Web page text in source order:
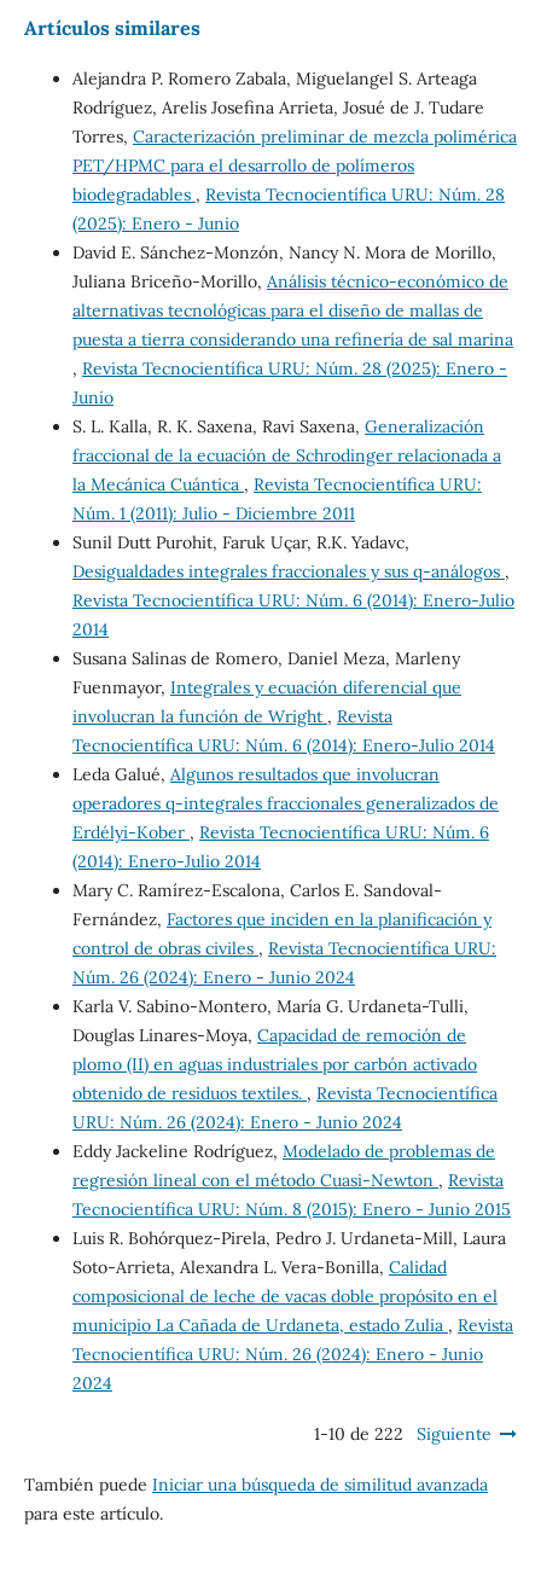
Artículos similares
Alejandra P. Romero Zabala, Miguelangel S. Arteaga
Rodríguez, Arelis Josefina Arrieta, Josué de J. Tudare
Torres, Caracterización preliminar de mezcla polimérica
PET/HPMC para el desarrollo de polímeros
biodegradables , Revista Tecnocientífica URU: Núm. 28
(2025): Enero - Junio
David E. Sánchez-Monzón, Nancy N. Mora de Morillo,
Juliana Briceño-Morillo, Análisis técnico-económico de
alternativas tecnológicas para el diseño de mallas de
puesta a tierra considerando una refinería de sal marina
, Revista Tecnocientífica URU: Núm. 28 (2025): Enero -
Junio
S. L. Kalla, R. K. Saxena, Ravi Saxena, Generalización
fraccional de la ecuación de Schrodinger relacionada a
la Mecánica Cuántica , Revista Tecnocientífica URU:
Núm. 1 (2011): Julio - Diciembre 2011
Sunil Dutt Purohit, Faruk Uçar, R.K. Yadavc,
Desigualdades integrales fraccionales y sus q-análogos ,
Revista Tecnocientífica URU: Núm. 6 (2014): Enero-Julio
2014
Susana Salinas de Romero, Daniel Meza, Marleny
Fuenmayor, Integrales y ecuación diferencial que
involucran la función de Wright , Revista
Tecnocientífica URU: Núm. 6 (2014): Enero-Julio 2014
Leda Galué, Algunos resultados que involucran
operadores q-integrales fraccionales generalizados de
Erdélyi-Kober , Revista Tecnocientífica URU: Núm. 6
(2014): Enero-Julio 2014
Mary C. Ramírez-Escalona, Carlos E. Sandoval-
Fernández, Factores que inciden en la planificación y
control de obras civiles , Revista Tecnocientífica URU:
Núm. 26 (2024): Enero - Junio 2024
Karla V. Sabino-Montero, María G. Urdaneta-Tulli,
Douglas Linares-Moya, Capacidad de remoción de
plomo (II) en aguas industriales por carbón activado
obtenido de residuos textiles. , Revista Tecnocientífica
URU: Núm. 26 (2024): Enero - Junio 2024
Eddy Jackeline Rodríguez, Modelado de problemas de
regresión lineal con el método Cuasi-Newton , Revista
Tecnocientífica URU: Núm. 8 (2015): Enero - Junio 2015
Luis R. Bohórquez-Pirela, Pedro J. Urdaneta-Mill, Laura
Soto-Arrieta, Alexandra L. Vera-Bonilla, Calidad
composicional de leche de vacas doble propósito en el
municipio La Cañada de Urdaneta, estado Zulia , Revista
Tecnocientífica URU: Núm. 26 (2024): Enero - Junio
2024
1-10 de 222 Siguiente
También puede Iniciar una búsqueda de similitud avanzada
para este artículo.